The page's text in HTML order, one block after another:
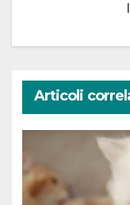
Articoli